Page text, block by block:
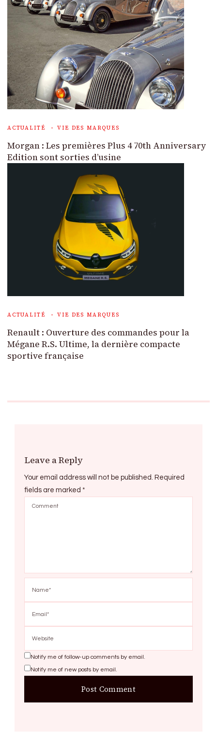
ACTUALITÉ VIE DES MARQUES
Morgan : Les premières Plus 4 70th Anniversary
Edition sont sorties d’usine
ACTUALITÉ VIE DES MARQUES
Renault : Ouverture des commandes pour la
Mégane R.S. Ultime, la dernière compacte
sportive française
Leave a Reply
Your email address will not be published. Required
fields are marked *
Notify me of follow-up comments by email.
Notify me of new posts by email.